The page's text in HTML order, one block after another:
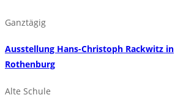
Ganztägig
Ausstellung Hans-Christoph Rackwitz in
Rothenburg
Alte Schule